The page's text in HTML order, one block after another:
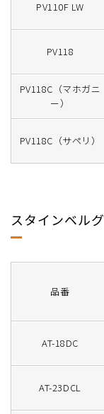
PV110F LW
PV118
PV118C（マホガニ
ー）
PV118C（サペリ）
スタインベルグ
品番
AT-18DC
AT-23DCL